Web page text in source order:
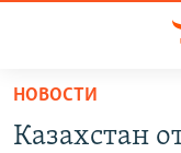
Вернуться
основному
НОВОСТИ
Казахстан